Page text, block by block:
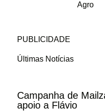
Agro
PUBLICIDADE
Últimas Notícias
Campanha de
apoio a Flávio